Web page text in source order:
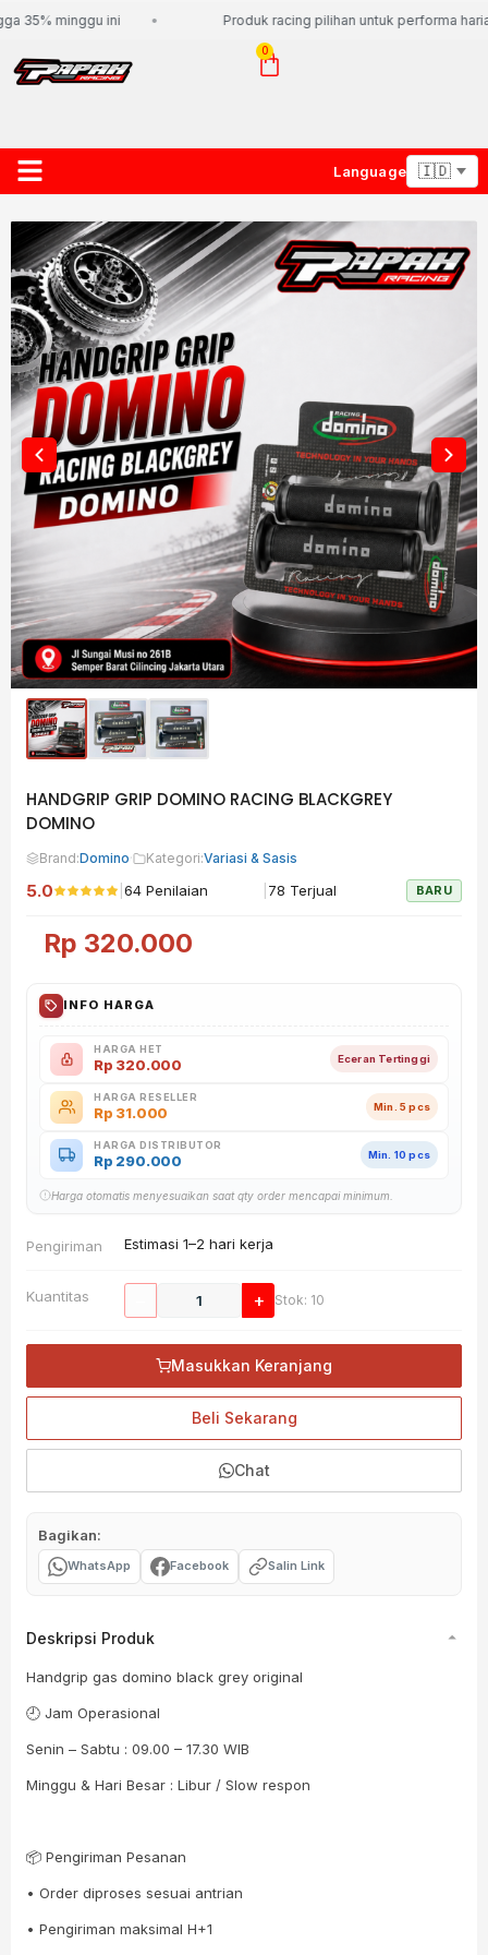
35% minggu ini Produk racing pilihan untuk performa harian
0
Language
HANDGRIP GRIP DOMINO RACING BLACKGREY
DOMINO
Brand:Domino· Kategori:Variasi & Sasis
5.0 64 Penilaian 78 Terjual BARU
Rp 320.000
INFO HARGA
HARGA HET
Rp 320.000 Eceran Tertinggi
HARGA RESELLER
Rp 31.000 Min. 5 pcs
HARGA DISTRIBUTOR
Rp 290.000 Min. 10 pcs
Harga otomatis menyesuaikan saat qty order mencapai minimum.
Pengiriman Estimasi 1–2 hari kerja
Kuantitas + Stok: 10
Masukkan Keranjang
Beli Sekarang
Chat
Bagikan:
WhatsApp Facebook Salin Link
Deskripsi Produk
Handgrip gas domino black grey original
🕘 Jam Operasional
Senin – Sabtu : 09.00 – 17.30 WIB
Minggu & Hari Besar : Libur / Slow respon
📦 Pengiriman Pesanan
• Order diproses sesuai antrian
• Pengiriman maksimal H+1